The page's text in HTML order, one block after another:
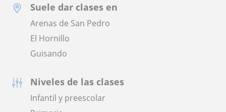
Suele dar clases en
Arenas de San Pedro
El Hornillo
Guisando
Niveles de las clases
Infantil y preescolar